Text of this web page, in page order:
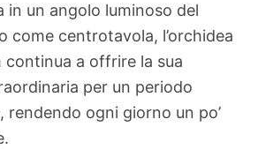
in un angolo luminoso del
come centrotavola, l’orchidea
continua a offrire la sua
per un periodo
rendendo ogni giorno un po’